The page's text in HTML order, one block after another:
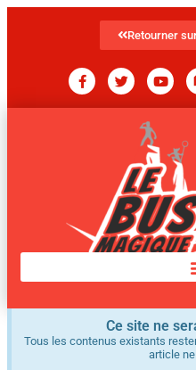
Retourner
Ce site ne
Tous les contenus existants
article